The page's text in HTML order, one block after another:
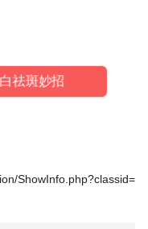
祛斑妙招
ShowInfo.php?classid=